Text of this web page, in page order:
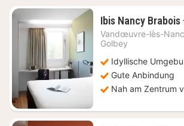
Ibis Nancy Brabois
Vandœuvre-lès-
Golbey
Idyllische
Gute Anbindung
Nah am Zentrum